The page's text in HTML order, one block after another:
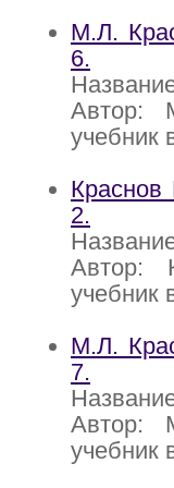
М.Л.
6.
Автор:
учебник
2.
Автор:
учебник
М.Л.
7.
Автор:
учебник